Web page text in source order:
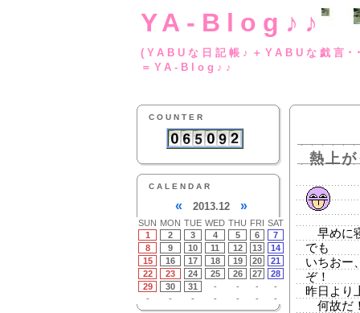
YA-Blog♪♪
(YABUな日記帳♪
＝YA-Blog♪♪
COUNTER
CALENDAR
« 2013.12 »
SUN MON TUE WED THU FRI SAT
1
2 3 4 5 6
7
8
9 10 11 12 13
14
15
16 17 18 19 20
21
22
23 24 25 26 27
28
29
30 31 - - -
-
-
- - - - - -
熱上
早めに
でも
いちおー
ぞ！
昨日より
何故だ